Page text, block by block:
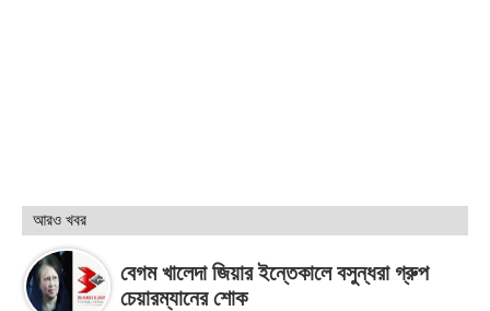
আরও খবর
বেগম খালেদা জিয়ার ইন্তেকালে বসুন্ধরা গ্রুপ
চেয়ারম্যানের শোক